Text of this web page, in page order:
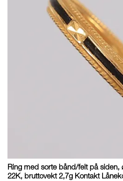
Ring med sorte bånd/felt på
22K, bruttovekt 2,7g Kontakt